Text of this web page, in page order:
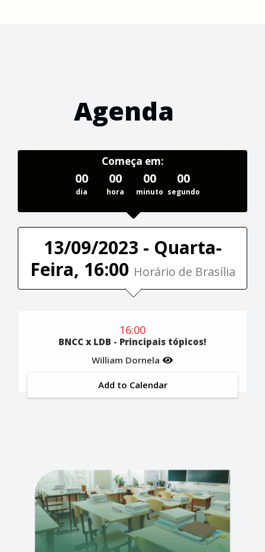
Agenda
Começa em:
00
dia
00
hora
00
minuto
00
segundo
13/09/2023 - Quarta-
Feira, 16:00 Horário de Brasília
16:00
BNCC x LDB - Principais tópicos!
William Dornela
Add to Calendar